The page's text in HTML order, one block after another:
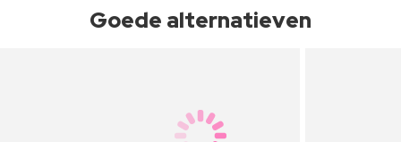
Goede alternatieven